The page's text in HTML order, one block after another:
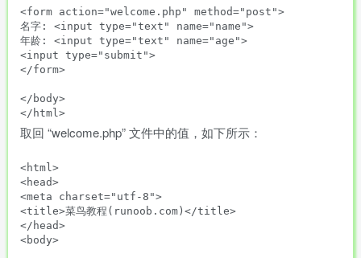
<form action="welcome.php" method="post">
名字: <input type="text" name="name">
年龄: <input type="text" name="age">
<input type="submit">
</form>
</body>
取回 “welcome.php” 文件中的值，如下所示：
<html>
<head>
<meta charset="utf-8">
<title>菜鸟教程(runoob.com)</title>
</head>
<body>